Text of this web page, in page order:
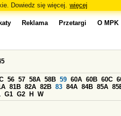
Dowiedz się więcej. więcej
Reklama Przetargi O MPK
56 57 58A 58B 59 60A 60B 60C
81B 82A 82B 83 84A 84B 85A
G1 G2 H W